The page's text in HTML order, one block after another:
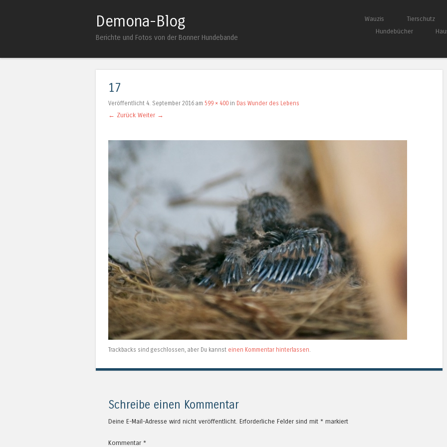
Demona-Blog
Berichte und Fotos von der Bonner Hundebande Menü
Springe zum Inhalt
Wauzis Tierschutz
Hundebücher
17
Veröffentlicht 4. September 2016 am 599 × 400 in Das Wunder des Lebens
← Zurück Weiter →
Trackbacks sind geschlossen, aber Du kannst einen Kommentar hinterlassen.
Schreibe einen Kommentar
Deine E-Mail-Adresse wird nicht veröffentlicht. Erforderliche Felder sind mit * markiert
Kommentar *